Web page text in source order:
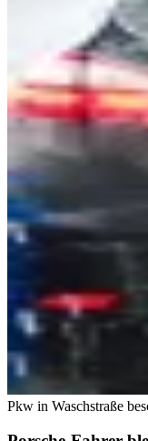
Pkw in Waschstraße